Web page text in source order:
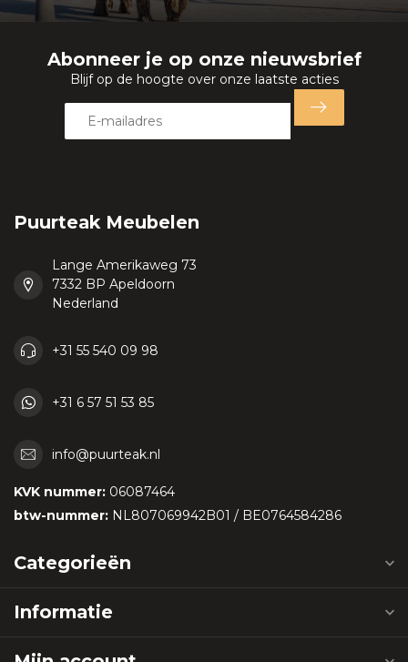
Abonneer je op onze nieuwsbrief
Blijf op de hoogte over onze laatste acties
Puurteak Meubelen
Lange Amerikaweg 73
7332 BP Apeldoorn
Nederland
+31 55 540 09 98
+31 6 57 51 53 85
info@puurteak.nl
KVK nummer: 06087464
btw-nummer: NL807069942B01 / BE0764584286
Categorieën
Informatie